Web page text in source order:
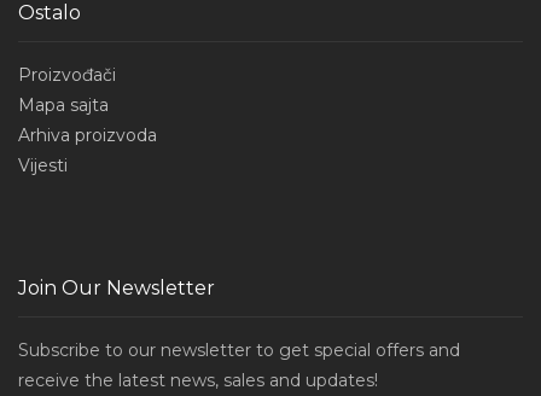
Ostalo
Proizvođači
Mapa sajta
Arhiva proizvoda
Vijesti
Join Our Newsletter
Subscribe to our newsletter to get special offers and
receive the latest news, sales and updates!